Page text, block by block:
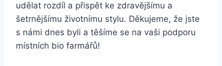
udělat ⁢rozdíl a přispět ke zdravějšímu a ​
šetrnějšímu životnímu⁣ stylu. ⁢Děkujeme, že ‌jste
s námi‍ dnes ⁢byli a​ těšíme se na ⁣vaši⁣ podporu
⁤místních bio farmářů!